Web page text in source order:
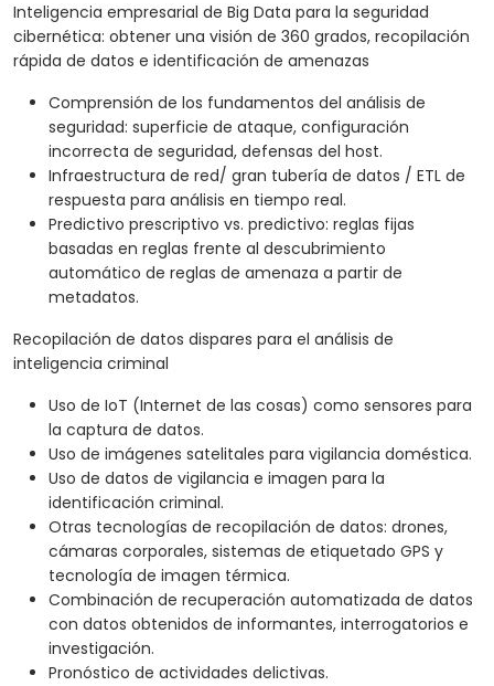
Inteligencia empresarial de Big Data para la seguridad
cibernética: obtener una visión de 360 grados, recopilación
rápida de datos e identificación de amenazas
Comprensión de los fundamentos del análisis de
seguridad: superficie de ataque, configuración
incorrecta de seguridad, defensas del host.
Infraestructura de red/ gran tubería de datos / ETL de
respuesta para análisis en tiempo real.
Predictivo prescriptivo vs. predictivo: reglas fijas
basadas en reglas frente al descubrimiento
automático de reglas de amenaza a partir de
metadatos.
Recopilación de datos dispares para el análisis de
inteligencia criminal
Uso de IoT (Internet de las cosas) como sensores para
la captura de datos.
Uso de imágenes satelitales para vigilancia doméstica.
Uso de datos de vigilancia e imagen para la
identificación criminal.
Otras tecnologías de recopilación de datos: drones,
cámaras corporales, sistemas de etiquetado GPS y
tecnología de imagen térmica.
Combinación de recuperación automatizada de datos
con datos obtenidos de informantes, interrogatorios e
investigación.
Pronóstico de actividades delictivas.